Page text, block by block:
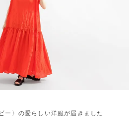
ー〉の愛らしい洋服が届きました